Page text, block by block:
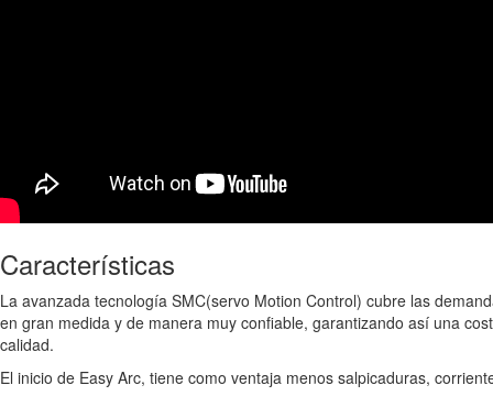
Características
La avanzada tecnología SMC(servo Motion Control) cubre las
en gran medida y de manera muy confiable, garantizando así una
calidad.
El inicio de Easy Arc, tiene como ventaja menos salpicaduras,